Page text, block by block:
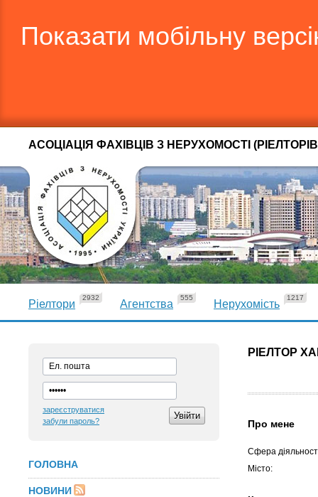
Показати мобільну
АСОЦІАЦІЯ ФАХІВЦІВ З НЕРУХОМОСТІ
Ріелтори
2932
Агентства
555
Нерухомість
1217
зареєструватися
забули пароль?
ГОЛОВНА
НОВИНИ
РІЕЛТОР
Про мене
Сфера
Місто: